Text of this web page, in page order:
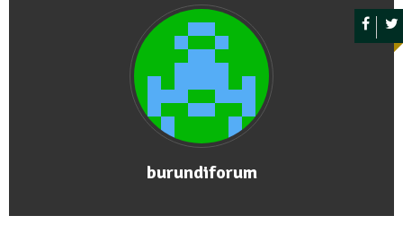
burundiforum